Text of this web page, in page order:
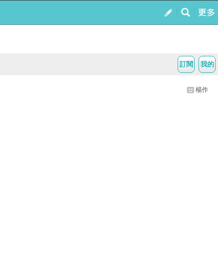
我的
訂閱
楊作